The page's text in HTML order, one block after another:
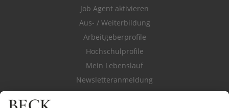
Job Agent aktivieren
Aus- / Weiterbildung
Arbeitgeberprofile
Hochschulprofile
Mein Lebenslauf
Newsletteranmeldung
Durchsuchen Sie den Stellenkatalog